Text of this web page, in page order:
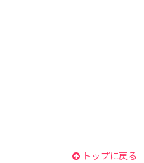
トップに戻る